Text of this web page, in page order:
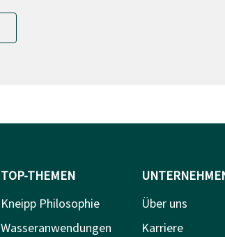
TOP-THEMEN
Kneipp Philosophie
Wasseranwendungen
Über uns
Karriere